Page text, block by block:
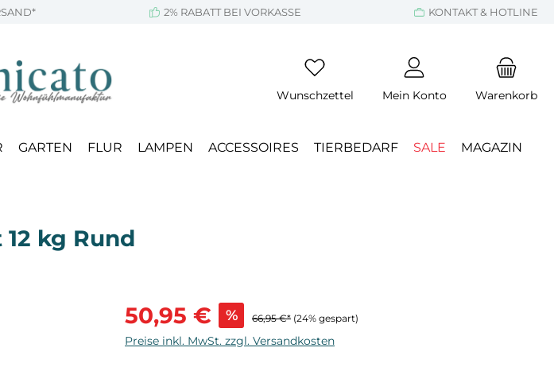
2% RABATT BEI VORKASSE KONTAKT & HOTLINE
Wunschzettel Mein Konto Warenkorb
GARTEN FLUR LAMPEN ACCESSOIRES TIERBEDARF SALE MAGAZIN
kg Rund
Verkaufspreis:
50,95 € % 66,95 €* (24% gespart)
Preise inkl. MwSt. zzgl. Versandkosten